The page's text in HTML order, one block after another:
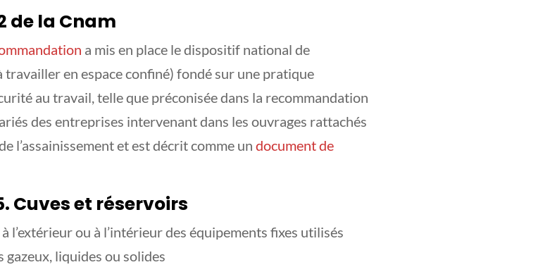
de la Cnam
a mis en place le dispositif national de
en espace confiné) fondé sur une pratique
au travail, telle que préconisée dans la recommandation
des entreprises intervenant dans les ouvrages rattachés
l’assainissement et est décrit comme un document de
Cuves et réservoirs
ou à l’intérieur des équipements fixes utilisés
liquides ou solides